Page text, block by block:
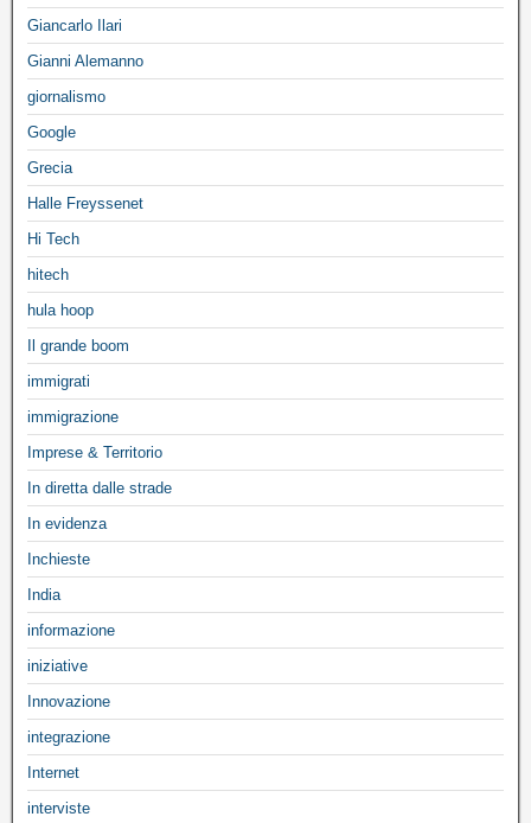
Giancarlo Ilari
Gianni Alemanno
giornalismo
Google
Grecia
Halle Freyssenet
Hi Tech
hitech
hula hoop
Il grande boom
immigrati
immigrazione
Imprese & Territorio
In diretta dalle strade
In evidenza
Inchieste
India
informazione
iniziative
Innovazione
integrazione
Internet
interviste